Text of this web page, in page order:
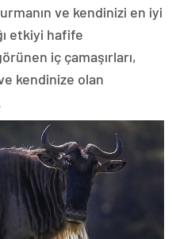
ve kendinizi en iyi
etkiyi hafife
iç çamaşırları,
kendinize olan